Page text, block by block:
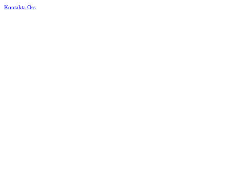
Kontakta Oss